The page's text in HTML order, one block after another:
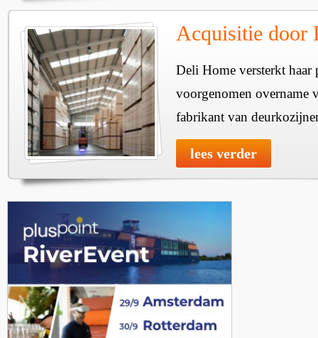
Acquisitie door
Deli Home versterkt haar
voorgenomen overname
fabrikant van
lees verder